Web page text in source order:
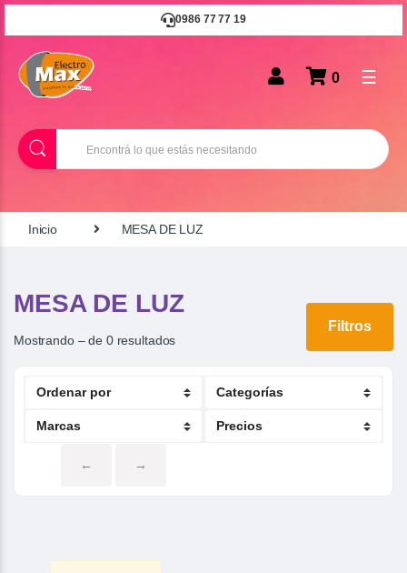
0986 77 77 19
B
u
0 ☰
Inicio MESA DE LUZ
MESA DE LUZ
Mostrando – de 0 resultados
Filtros
← →